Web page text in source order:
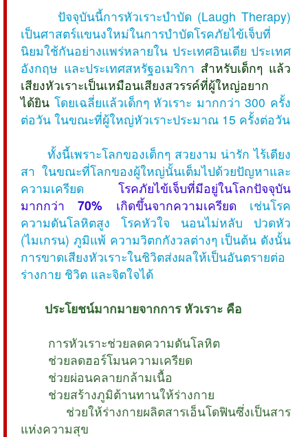
ปัจจุบันนี้การหัวเราะบำบัด (Laugh Therapy)
เป็นศาสตร์แขนงใหม่ในการบำบัดโรคภัยไข้เจ็บที่
นิยมใช้กันอย่างแพร่หลายใน ประเทศอินเดีย ประเทศ
อังกฤษ และประเทศสหรัฐอเมริกา สำหรับเด็กๆ แล้ว
เสียงหัวเราะเป็นเหมือนเสียงสวรรค์ที่ผู้ใหญ่อยาก
ได้ยิน โดยเฉลี่ยแล้วเด็กๆ หัวเราะ มากกว่า 300 ครั้ง
ต่อวัน ในขณะที่ผู้ใหญ่หัวเราะประมาณ 15 ครั้งต่อวัน
ทั้งนี้เพราะโลกของเด็กๆ สวยงาม น่ารัก ไร้เดียง
สา ในขณะที่โลกของผู้ใหญ่นั้นเต็มไปด้วยปัญหาและ
ความเครียด โรคภัยไข้เจ็บที่มีอยู่ในโลกปัจจุบัน
มากกว่า70% เกิดขึ้นจากความเครียด เช่นโรค
ความดันโลหิตสูง โรคหัวใจ นอนไม่หลับ ปวดหัว
(ไมเกรน) ภูมิแพ้ ความวิตกกังวลต่างๆ เป็นต้น ดังนั้น
การขาดเสียงหัวเราะในชิวิตส่งผลให้เป็นอันตรายต่อ
ร่างกาย ชิวิต และจิตใจได้
ประโยชน์มากมายจากการ หัวเราะ คือ
 การหัวเราะช่วยลดความดันโลหิต
 ช่วยลดฮอร์โมนความเครียด
 ช่วยผ่อนคลายกล้ามเนื้อ
 ช่วยสร้างภูมิต้านทานให้ร่างกาย
 ช่วยให้ร่างกายผลิตสารเอ็นโดฟินซึ่งเป็นสาร
แห่งความสุข